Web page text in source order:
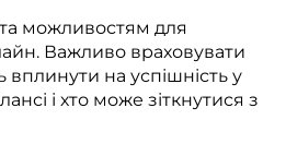
та можливостям для
Важливо враховувати
вплинути на успішність у
і хто може зіткнутися з